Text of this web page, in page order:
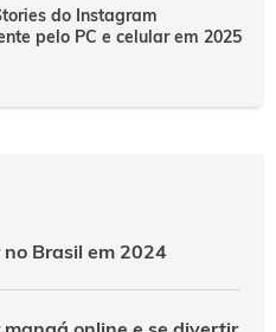
do Instagram
pelo PC e celular em 2025
Brasil em 2024